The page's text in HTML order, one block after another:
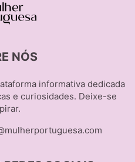
NÓS
informativa dedicada
e curiosidades. Deixe-se